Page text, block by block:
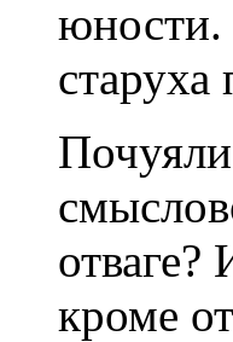
старуха
отваге?
кроме